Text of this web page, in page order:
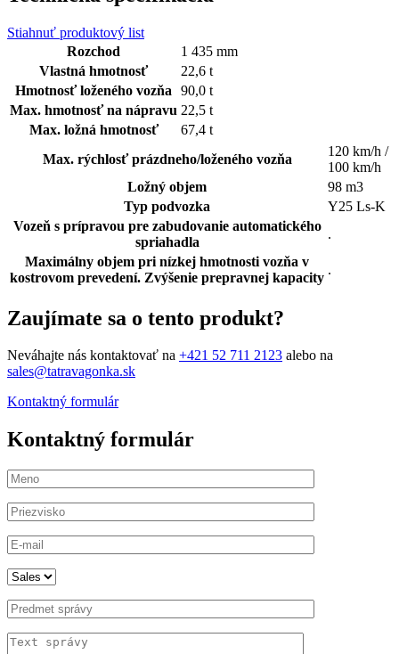
Stiahnuť produktový list
Rozchod
1 435 mm
Vlastná hmotnosť
22,6 t
Hmotnosť loženého vozňa
90,0 t
Max. hmotnosť na nápravu 22,5 t
Max. ložná hmotnosť
67,4 t
Max. rýchlosť prázdneho/loženého vozňa
120 km/h /
100 km/h
Ložný objem
98 m3
Typ podvozka
Y25 Ls-K
Vozeň s prípravou pre zabudovanie automatického
spriahadla
.
Maximálny objem pri nízkej hmotnosti vozňa v
kostrovom prevedení. Zvýšenie prepravnej kapacity
.
Zaujímate sa o tento produkt?
Neváhajte nás kontaktovať na +421 52 711 2123 alebo na
sales@tatravagonka.sk
Kontaktný formulár
Kontaktný formulár